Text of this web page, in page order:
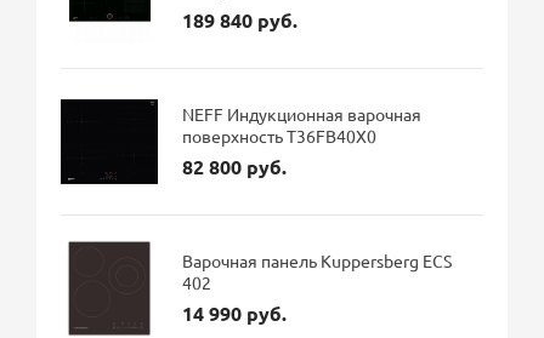
189 840 руб.
NEFF Индукционная варочная
поверхность T36FB40X0
82 800 руб.
Варочная панель Kuppersberg ECS
402
14 990 руб.